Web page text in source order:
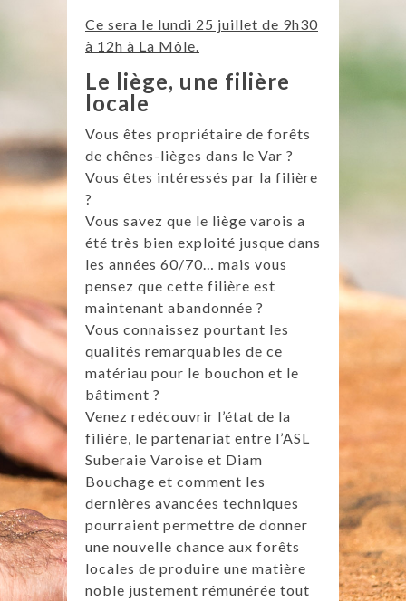
Ce sera le lundi 25 juillet de 9h30
à 12h à La Môle.
Le liège, une filière
locale
Vous êtes propriétaire de forêts
de chênes-lièges dans le Var ?
Vous êtes intéressés par la filière
?
Vous savez que le liège varois a
été très bien exploité jusque dans
les années 60/70… mais vous
pensez que cette filière est
maintenant abandonnée ?
Vous connaissez pourtant les
qualités remarquables de ce
matériau pour le bouchon et le
bâtiment ?
Venez redécouvrir l’état de la
filière, le partenariat entre l’ASL
Suberaie Varoise et Diam
Bouchage et comment les
dernières avancées techniques
pourraient permettre de donner
une nouvelle chance aux forêts
locales de produire une matière
noble justement rémunérée tout